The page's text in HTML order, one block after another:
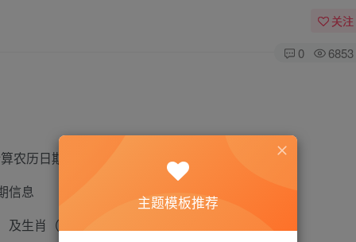
关注
0 6853
农历日期，支持误差 ±1 天的推算
信息
生肖（鼠 / 牛 / 虎等）
主题模板推荐